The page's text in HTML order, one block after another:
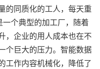
的同质化的工人，每天重
一个典型的加工厂，随着
，企业的用人成本也在不
个巨大的压力。智能数据
工作内容机械化，降低了